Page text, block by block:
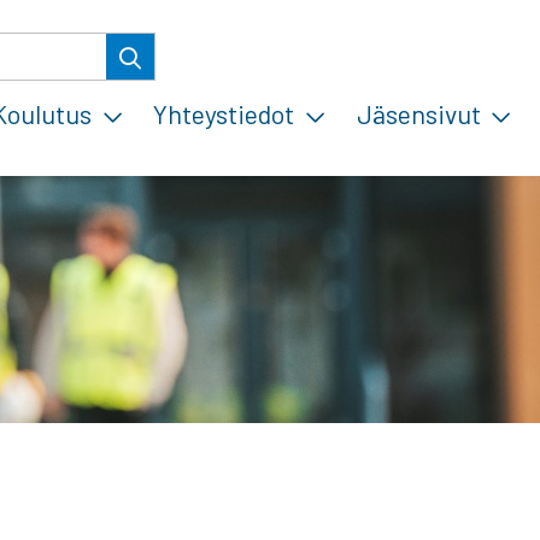
Yhteystiedot Jäsensivut